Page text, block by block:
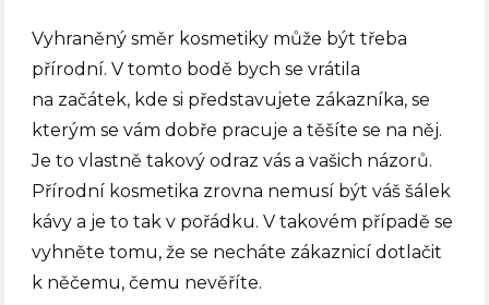
Vyhraněný směr kosmetiky může být třeba
přírodní. V tomto bodě bych se vrátila
na začátek, kde si představujete zákazníka, se
kterým se vám dobře pracuje a těšíte se na něj.
Je to vlastně takový odraz vás a vašich názorů.
Přírodní kosmetika zrovna nemusí být váš šálek
kávy a je to tak v pořádku. V takovém případě se
vyhněte tomu, že se necháte zákaznicí dotlačit
k něčemu, čemu nevěříte.